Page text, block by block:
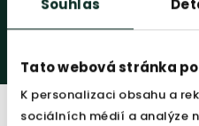
Souhlas
Tato webová stránka
K personalizaci obsahu a
sociálních médií a analýze